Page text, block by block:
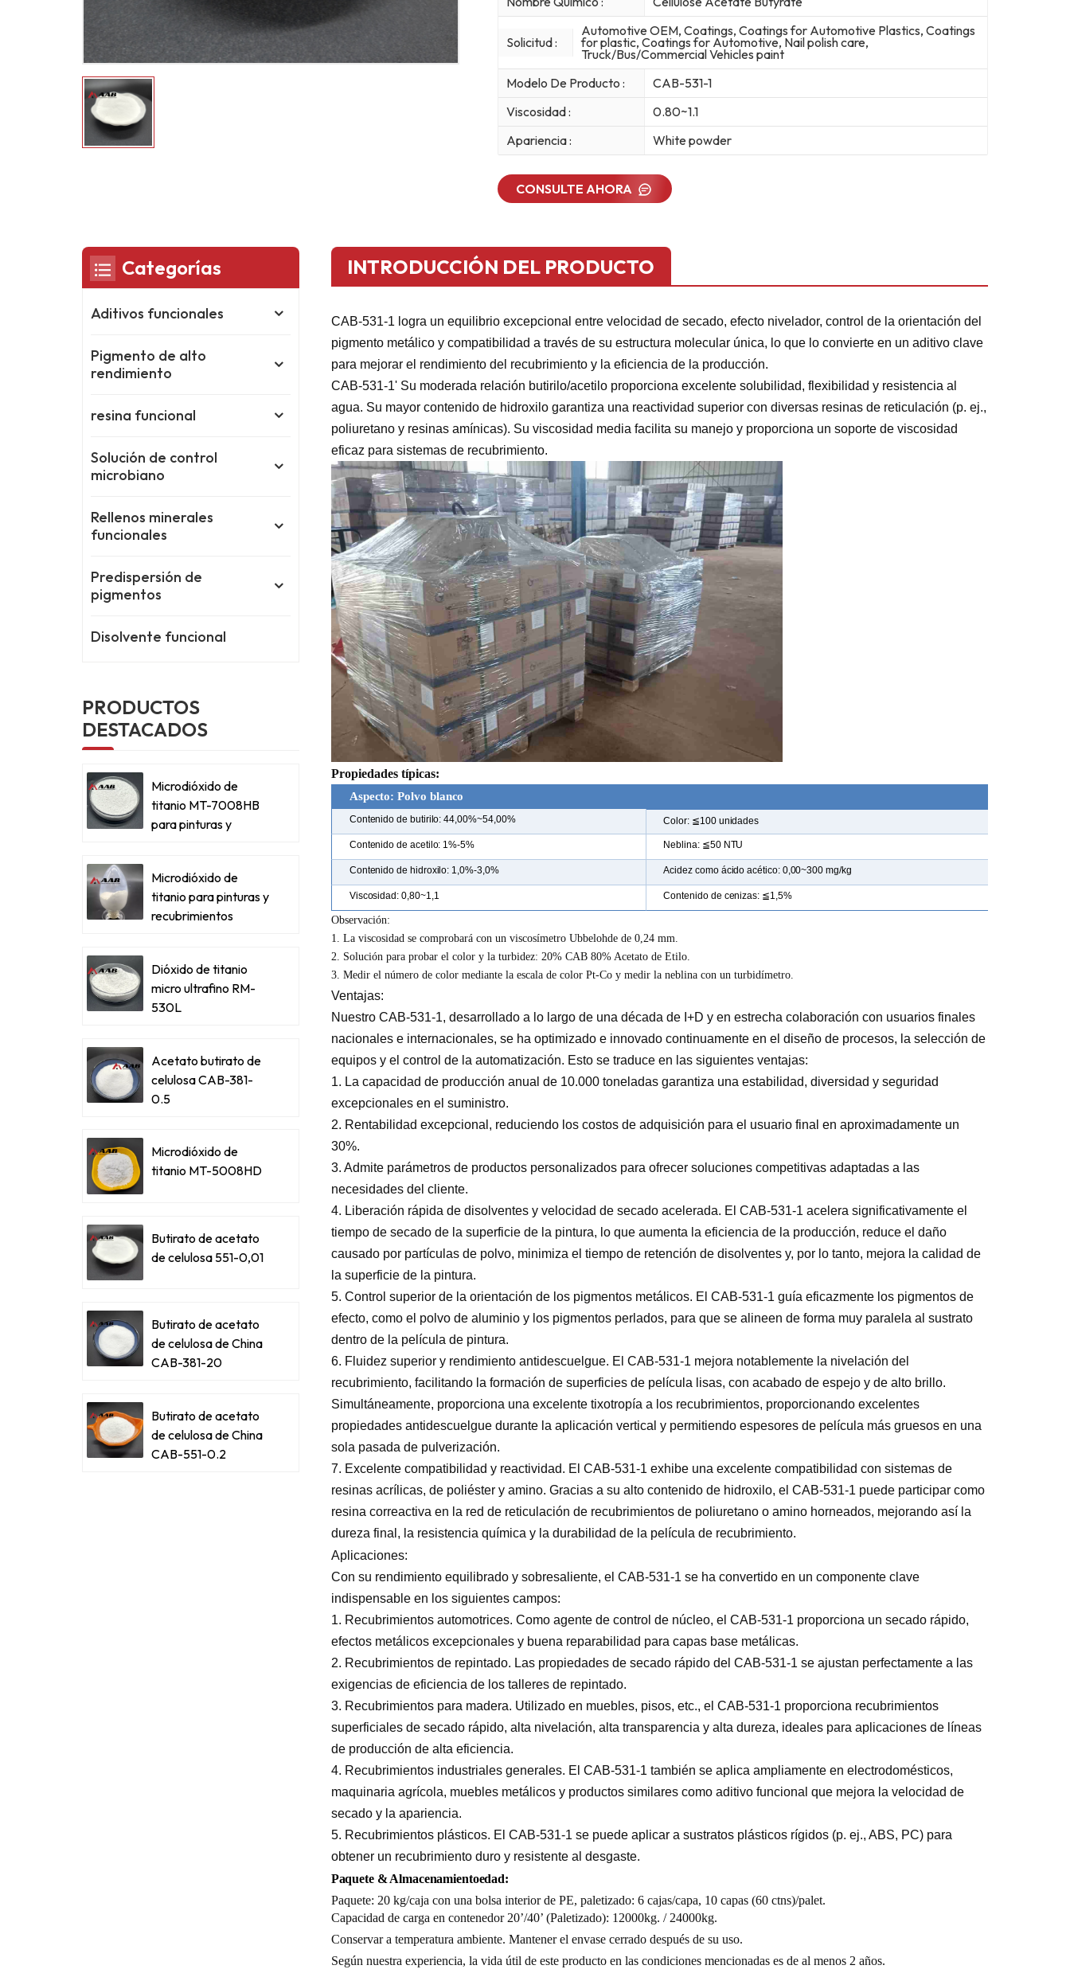
Solicitud :
Automotive OEM, Coatings, Coatings for Automotive Plastics, Coatings
for plastic, Coatings for Automotive, Nail polish care,
Truck/Bus/Commercial Vehicles paint
Modelo De Producto :
CAB-531-1
Viscosidad :
0.80~1.1
Apariencia :
White powder
CONSULTE AHORA
INTRODUCCIÓN DEL PRODUCTO
CAB-531-1 logra un equilibrio excepcional entre velocidad de secado, efecto nivelador, control de la orientación del
pigmento metálico y compatibilidad a través de su estructura molecular única, lo que lo convierte en un aditivo clave
para mejorar el rendimiento del recubrimiento y la eficiencia de la producción.
CAB-531-1' Su moderada relación butirilo/acetilo proporciona excelente solubilidad, flexibilidad y resistencia al
agua. Su mayor contenido de hidroxilo garantiza una reactividad superior con diversas resinas de reticulación (p. ej.,
poliuretano y resinas amínicas). Su viscosidad media facilita su manejo y proporciona un soporte de viscosidad
eficaz para sistemas de recubrimiento.
Propiedades típicas:
Aspecto: Polvo blanco
Contenido de butirilo:44,00%~54,00% Color: ≦100 unidades
Contenido de acetilo: 1%-5% Neblina: ≦50 NTU
Contenido de hidroxilo: 1,0%-3,0% Acidez como ácido acético: 0,00~300 mg/kg
Viscosidad: 0,80~1,1 Contenido de cenizas: ≦1,5%
Observación:
1. La viscosidad se comprobará con un viscosímetro Ubbelohde de 0,24 mm.
2. Solución para probar el color y la turbidez: 20% CAB 80% Acetato de Etilo.
3. Medir el número de color mediante la escala de color Pt-Co y medir la neblina con un turbidímetro.
Ventajas:
Nuestro CAB-531-1, desarrollado a lo largo de una década de I+D y en estrecha colaboración con usuarios finales
nacionales e internacionales, se ha optimizado e innovado continuamente en el diseño de procesos, la selección de
equipos y el control de la automatización. Esto se traduce en las siguientes ventajas:
1. La capacidad de producción anual de 10.000 toneladas garantiza una estabilidad, diversidad y seguridad
excepcionales en el suministro.
2. Rentabilidad excepcional, reduciendo los costos de adquisición para el usuario final en aproximadamente un
30%.
3. Admite parámetros de productos personalizados para ofrecer soluciones competitivas adaptadas a las
necesidades del cliente.
4. Liberación rápida de disolventes y velocidad de secado acelerada. El CAB-531-1 acelera significativamente el
tiempo de secado de la superficie de la pintura, lo que aumenta la eficiencia de la producción, reduce el daño
causado por partículas de polvo, minimiza el tiempo de retención de disolventes y, por lo tanto, mejora la calidad de
la superficie de la pintura.
5. Control superior de la orientación de los pigmentos metálicos. El CAB-531-1 guía eficazmente los pigmentos de
efecto, como el polvo de aluminio y los pigmentos perlados, para que se alineen de forma muy paralela al sustrato
dentro de la película de pintura.
6. Fluidez superior y rendimiento antidescuelgue. El CAB-531-1 mejora notablemente la nivelación del
recubrimiento, facilitando la formación de superficies de película lisas, con acabado de espejo y de alto brillo.
Simultáneamente, proporciona una excelente tixotropía a los recubrimientos, proporcionando excelentes
propiedades antidescuelgue durante la aplicación vertical y permitiendo espesores de película más gruesos en una
sola pasada de pulverización.
7. Excelente compatibilidad y reactividad. El CAB-531-1 exhibe una excelente compatibilidad con sistemas de
resinas acrílicas, de poliéster y amino. Gracias a su alto contenido de hidroxilo, el CAB-531-1 puede participar como
resina correactiva en la red de reticulación de recubrimientos de poliuretano o amino horneados, mejorando así la
dureza final, la resistencia química y la durabilidad de la película de recubrimiento.
Aplicaciones:
Con su rendimiento equilibrado y sobresaliente, el CAB-531-1 se ha convertido en un componente clave
indispensable en los siguientes campos:
1. Recubrimientos automotrices. Como agente de control de núcleo, el CAB-531-1 proporciona un secado rápido,
efectos metálicos excepcionales y buena reparabilidad para capas base metálicas.
2. Recubrimientos de repintado. Las propiedades de secado rápido del CAB-531-1 se ajustan perfectamente a las
exigencias de eficiencia de los talleres de repintado.
3. Recubrimientos para madera. Utilizado en muebles, pisos, etc., el CAB-531-1 proporciona recubrimientos
superficiales de secado rápido, alta nivelación, alta transparencia y alta dureza, ideales para aplicaciones de líneas
de producción de alta eficiencia.
4. Recubrimientos industriales generales. El CAB-531-1 también se aplica ampliamente en electrodomésticos,
maquinaria agrícola, muebles metálicos y productos similares como aditivo funcional que mejora la velocidad de
secado y la apariencia.
5. Recubrimientos plásticos. El CAB-531-1 se puede aplicar a sustratos plásticos rígidos (p. ej., ABS, PC) para
obtener un recubrimiento duro y resistente al desgaste.
Paquete & Almacenamientoedad:
Paquete: 20 kg/caja con una bolsa interior de PE, paletizado: 6 cajas/capa, 10 capas (60 ctns)/palet.
Capacidad de carga en contenedor 20’/40’ (Paletizado): 12000kg. / 24000kg.
Conservar a temperatura ambiente. Mantener el envase cerrado después de su uso.
Según nuestra experiencia, la vida útil de este producto en las condiciones mencionadas es de al menos 2 años.
Categorías
Aditivos funcionales
Pigmento de alto
rendimiento
resina funcional
Solución de control
microbiano
Rellenos minerales
funcionales
Predispersión de
pigmentos
Disolvente funcional
PRODUCTOS
DESTACADOS
Microdióxido de
titanio MT-7008HB
para pinturas y
Microdióxido de
titanio para pinturas y
recubrimientos
Dióxido de titanio
micro ultrafino RM-
530L
Acetato butirato de
celulosa CAB-381-
0.5
Microdióxido de
titanio MT-5008HD
Butirato de acetato
de celulosa 551-0,01
Butirato de acetato
de celulosa de China
CAB-381-20
Butirato de acetato
de celulosa de China
CAB-551-0.2